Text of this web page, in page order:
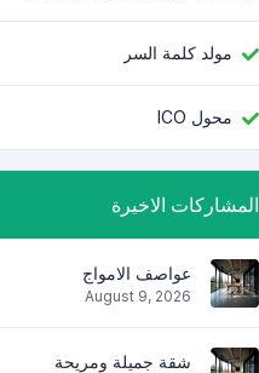
مولد كلمة السر
محول ICO
المشاركات الاخيرة
عواصف الامواج
August 9, 2026
شقة جميلة ومريحة